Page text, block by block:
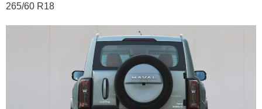
265/60 R18